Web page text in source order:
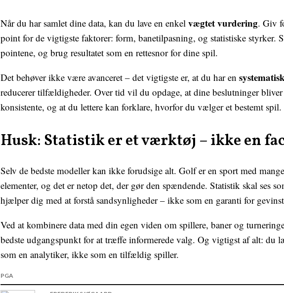
Når du har samlet dine data, kan du lave en enkel vægtet vurdering. Giv
point for de vigtigste faktorer: form, banetilpasning, og statistiske styrker.
pointene, og brug resultatet som en rettesnor for dine spil.
Det behøver ikke være avanceret – det vigtigste er, at du har en
reducerer tilfældigheder. Over tid vil du opdage, at dine beslutninger bliver
konsistente, og at du lettere kan forklare, hvorfor du vælger et bestemt spil.
Husk: Statistik er et værktøj – ikke en
Selv de bedste modeller kan ikke forudsige alt. Golf er en sport med
elementer, og det er netop det, der gør den spændende. Statistik skal ses
hjælper dig med at forstå sandsynligheder – ikke som en garanti for
Ved at kombinere data med din egen viden om spillere, baner og
bedste udgangspunkt for at træffe informerede valg. Og vigtigst af alt: du
som en analytiker, ikke som en tilfældig spiller.
PGA